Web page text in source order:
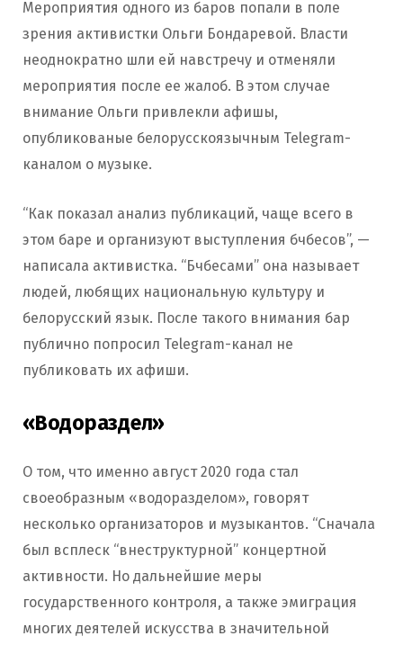
Мероприятия одного из баров попали в поле
зрения активистки Ольги Бондаревой. Власти
неоднократно шли ей навстречу и отменяли
мероприятия после ее жалоб. В этом случае
внимание Ольги привлекли афишы,
опубликованые белорусскоязычным Telegram-
каналом о музыке.
“Как показал анализ публикаций, чаще всего в
этом баре и организуют выступления бчбесов”, —
написала активистка. “Бчбесами” она называет
людей, любящих национальную культуру и
белорусский язык. После такого внимания бар
публично попросил Telegram-канал не
публиковать их афиши.
«Водораздел»
О том, что именно август 2020 года стал
своеобразным «водоразделом», говорят
несколько организаторов и музыкантов. “Сначала
был всплеск “внеструктурной” концертной
активности. Но дальнейшие меры
государственного контроля, а также эмиграция
многих деятелей искусства в значительной